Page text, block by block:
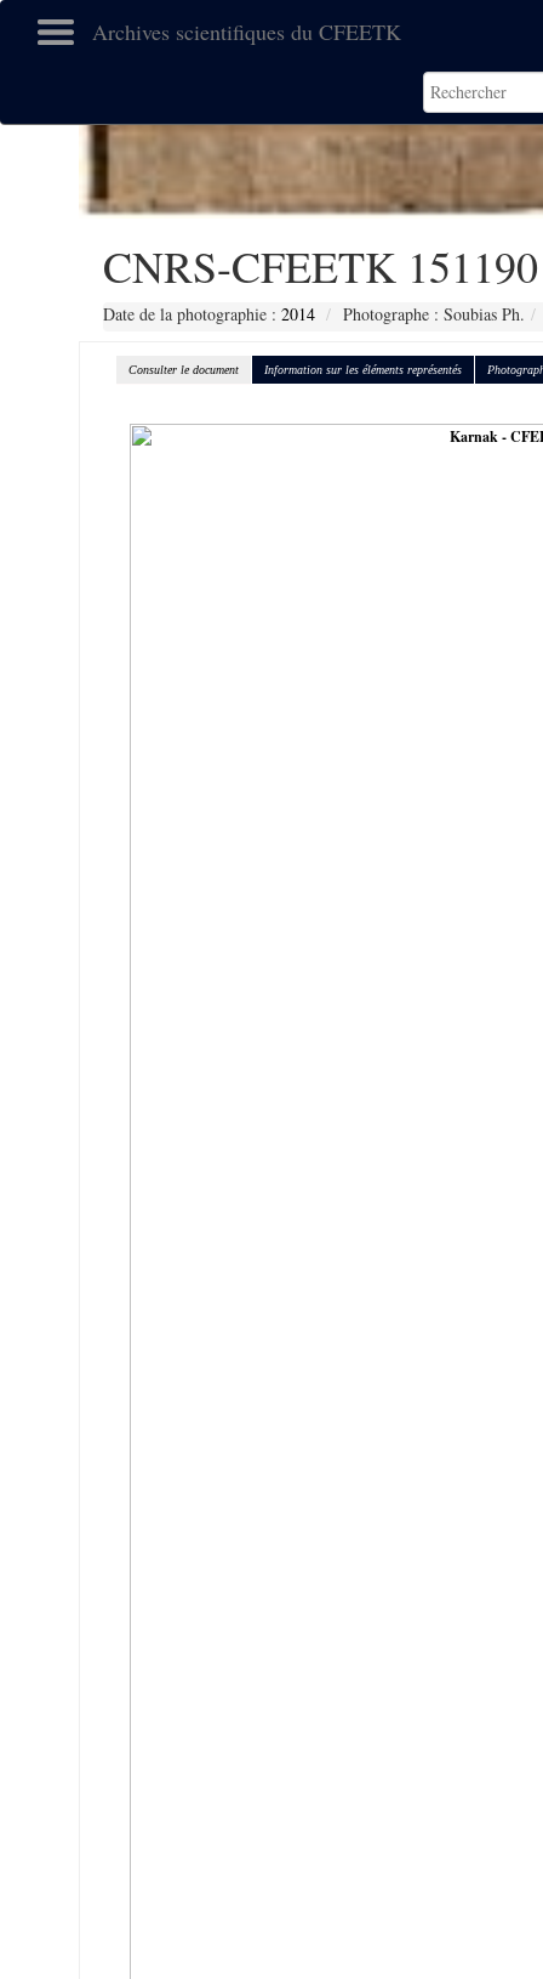
Archives scientifiques du CFEETK
CNRS-CFEETK 151190
Date de la photographie : 2014 Photographe : Soubias Ph.
Consulter le document Information sur les éléments représentés